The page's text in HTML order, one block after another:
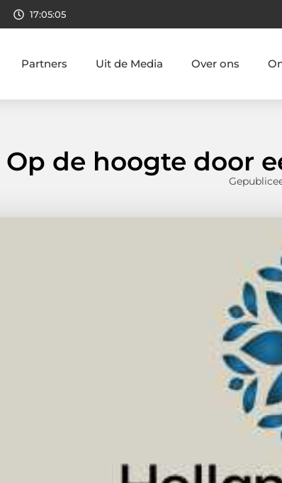
17:05:06
Partners Uit de Media Over ons
Op de hoogte door